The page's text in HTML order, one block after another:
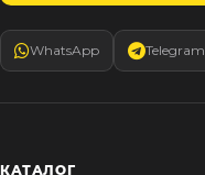
WhatsApp Telegram
КАТАЛОГ